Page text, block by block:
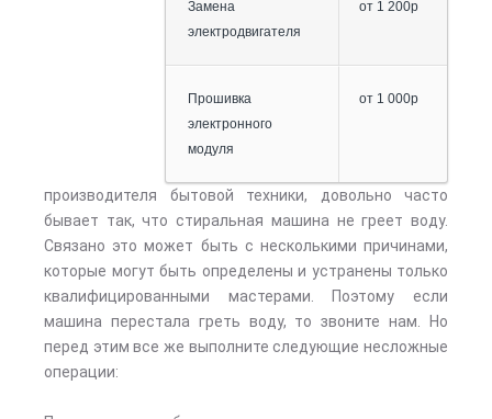
Замена
электродвигателя
от 1 200р
Прошивка
электронного
модуля
от 1 000р
производителя бытовой техники, довольно часто
бывает так, что стиральная машина не греет воду.
Связано это может быть с несколькими причинами,
которые могут быть определены и устранены только
квалифицированными мастерами. Поэтому если
машина перестала греть воду, то звоните нам. Но
перед этим все же выполните следующие несложные
операции: